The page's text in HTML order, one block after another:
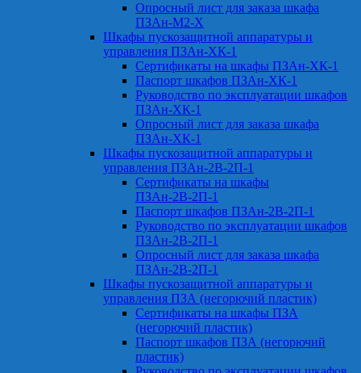
Опросный лист для заказа шкафа
ПЗАн-М2-Х
Шкафы пускозащитной аппаратуры и
управления ПЗАн-ХК-1
Сертификаты на шкафы ПЗАн-ХК-1
Паспорт шкафов ПЗАн-ХК-1
Руководство по эксплуатации шкафов
ПЗАн-ХК-1
Опросный лист для заказа шкафа
ПЗАн-ХК-1
Шкафы пускозащитной аппаратуры и
управления ПЗАн-2В-2П-1
Сертификаты на шкафы
ПЗАн-2В-2П-1
Паспорт шкафов ПЗАн-2В-2П-1
Руководство по эксплуатации шкафов
ПЗАн-2В-2П-1
Опросный лист для заказа шкафа
ПЗАн-2В-2П-1
Шкафы пускозащитной аппаратуры и
управления ПЗА (негорючий пластик)
Сертификаты на шкафы ПЗА
(негорючий пластик)
Паспорт шкафов ПЗА (негорючий
пластик)